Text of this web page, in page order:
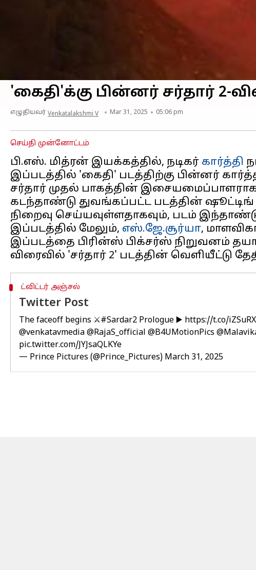
'கைதி'க்கு பின்னர் சர்தார் 2-
எழுதியவர் Venkatalakshmi V Mar 31, 2025 05:06 pm
செய்தி முன்னோட்டம்
பி.எஸ். மித்ரன் இயக்கத்தில், நடிகர் கார்த்தி
இப்படத்தில் 'கைதி' படத்திற்கு பின்னர்
சர்தார் முதல் பாகத்தின்
கடந்தாண்டு துவங்கப்பட்ட படத்தின் ஷூட்டிங்
நிறைவு செய்யவுள்ளதாகவும், படம் இந்தாண்டு
இப்படத்தில் மேலும், எஸ்.ஜே.சூர்யா,
இப்படத்தை பிரின்ஸ் பிக்சர்ஸ்​ நிறுவனம்
ட்விட்டர் அஞ்சல்
Twitter Post
The faceoff begins ⚔️#Sardar2 Prologue ▶️ https://t.co/
@venkatavmedia @RajaS_official @B4UMotionPics
pic.twitter.com/JYJsaQLKYe
— Prince Pictures (@Prince_Pictures) March 31, 2025